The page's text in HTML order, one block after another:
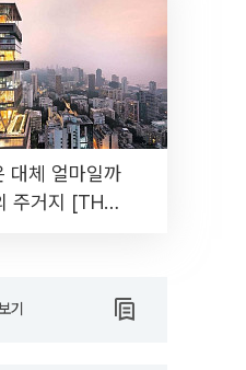
대체 얼마일까
주거지 [THE
기